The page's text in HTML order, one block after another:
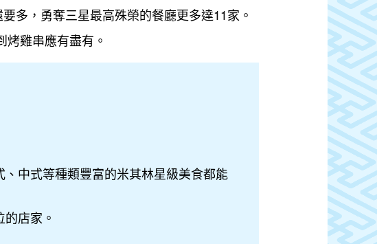
多，勇奪三星最高殊榮的餐廳更多達11家。
雞串應有盡有。
中式等種類豐富的米其林星級美食都能
店家。